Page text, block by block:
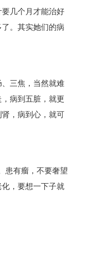
几个月才能治好
。其实她们的病
三焦，当然就难
病到五脏，就更
，病到心，就可
患有瘤，不要奢望
，要想一下子就